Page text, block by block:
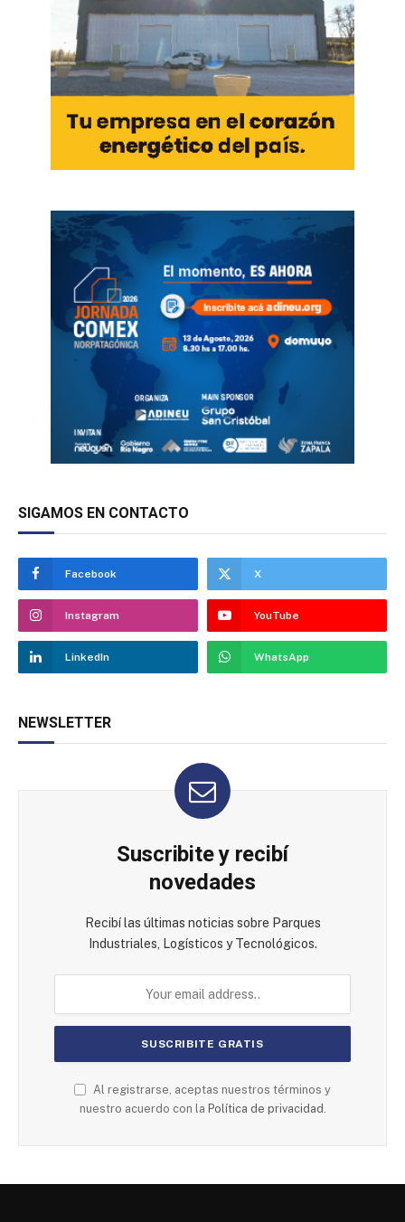
SIGAMOS EN CONTACTO
Facebook X
Instagram YouTube
LinkedIn WhatsApp
NEWSLETTER
Suscribite y recibí
novedades
Recibí las últimas noticias sobre Parques
Industriales, Logísticos y Tecnológicos.
Al registrarse, aceptas nuestros términos y
nuestro acuerdo con la Política de privacidad.